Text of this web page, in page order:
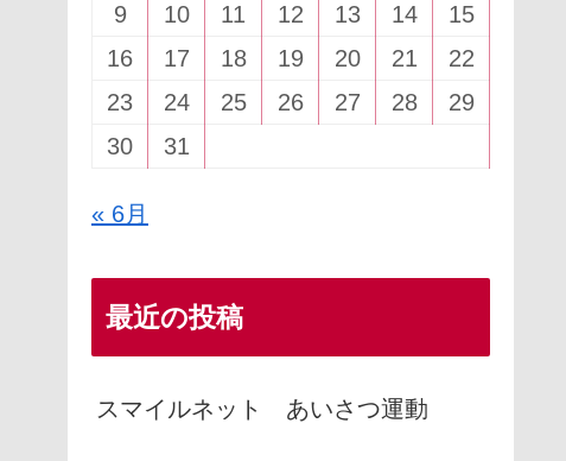
9
10 11 12 13 14
15
16
17 18 19 20 21
22
23
24 25 26 27 28
29
30
31
« 6月
最近の投稿
スマイルネット あいさつ運動